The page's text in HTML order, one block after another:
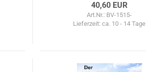
40,60 EUR
Art.Nr.: BV-1515-
Lieferzeit:ca. 10 - 14 Tage